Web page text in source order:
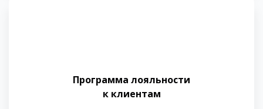
Программа лояльности
к клиентам